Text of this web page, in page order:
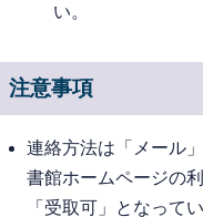
い。
注意事項
連絡方法は「メール
書館ホームページの
「受取可」となって